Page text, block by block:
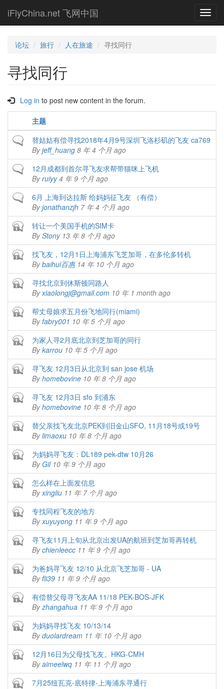
main
iFlyChina.net 飞网中国
论坛 旅行 人在旅途 寻找同行
寻找同行
Log in to post new content in the forum.
主题
Normal topic替姑姑有偿寻找2018年4月9号深圳飞洛杉矶的飞友 ca769
Byjeff_huang 8 年 4 个月 ago
Normal topic12月成都到首尔寻飞友求帮带猫咪上飞机
Byruiyy4 年 9 个月 ago
Normal topic6月 上海到达拉斯 给妈妈征飞友 （有偿）
Byjonathanzjh 7 年 4 个月 ago
Closed topic转让一个美国手机的SIM卡
ByStony13 年 8 个月 ago
Closed topic找飞友，12月1日上海浦东飞芝加哥，在多伦多转机
Bybaihui百惠14 年 10 个月 ago
Closed topic寻找北京到休斯顿同路人
Byxiaolongj@gmail.com 10 年 1 month ago
Closed topic帮丈母娘求五月份飞地同行(miami)
Byfabry001 10 年 5 个月 ago
Closed topic为家人寻2月底北京到芝加哥的同行
Bykarrou 10 年 5 个月 ago
Closed topic寻飞友 12月3日从北京到 san jose 机场
Byhomebovine 10 年 8 个月 ago
Closed topic寻飞友 12月3日 sfo 到浦东
Byhomebovine 10 年 8 个月 ago
Closed topic替父亲找飞友北京PEK到旧金山SFO, 11月18号或19号
Bylimaoxu 10 年 8 个月 ago
Closed topic为妈妈寻飞友：DL189 pek-dtw 10月26
ByGil10 年 9 个月 ago
Closed topic怎么样在上面发信息
Byxingliu 11 年 7 个月 ago
Closed topic专找同程飞友的地方
Byxuyuyong 11 年 9 个月 ago
Closed topic寻飞友11月上旬从北京出发UA的航班到芝加哥再转机
Bychienleecc 11 年 9 个月 ago
Closed topic为爸妈寻飞友 12/10 从北京飞芝加哥 - UA
Byfli39 11 年 9 个月 ago
Closed topic有偿替父母寻飞友AA 11/18 PEK-BOS-JFK
Byzhangahua 11 年 9 个月 ago
Closed topic为妈妈寻找飞友 10/13/14
Byduolardream 11 年 10 个月 ago
Closed topic12月16日为父母找飞友。HKG-CMH
Byaimeelwq 11 年 11 个月 ago
Closed topic7月25纽瓦克-底特律-上海浦东寻通行